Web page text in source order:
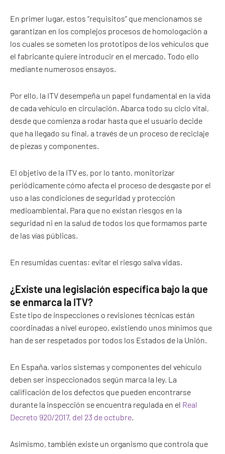
En primer lugar, estos “requisitos” que mencionamos se
garantizan en los complejos procesos de homologación a
los cuales se someten los prototipos de los vehículos que
el fabricante quiere introducir en el mercado. Todo ello
mediante numerosos ensayos.
Por ello, la ITV desempeña un papel fundamental en la vida
de cada vehículo en circulación. Abarca todo su ciclo vital,
desde que comienza a rodar hasta que el usuario decide
que ha llegado su final, a través de un proceso de reciclaje
de piezas y componentes.
El objetivo de la ITV es, por lo tanto, monitorizar
periódicamente cómo afecta el proceso de desgaste por el
uso a las condiciones de seguridad y protección
medioambiental. Para que no existan riesgos en la
seguridad ni en la salud de todos los que formamos parte
de las vías públicas.
En resumidas cuentas: evitar el riesgo salva vidas.
¿Existe una legislación específica bajo la que
se enmarca la ITV?
Este tipo de inspecciones o revisiones técnicas están
coordinadas a nivel europeo, existiendo unos mínimos que
han de ser respetados por todos los Estados de la Unión.
En España, varios sistemas y componentes del vehículo
deben ser inspeccionados según marca la ley. La
calificación de los defectos que pueden encontrarse
durante la inspección se encuentra regulada en el Real
Decreto 920/2017, del 23 de octubre.
Asimismo, también existe un organismo que controla que